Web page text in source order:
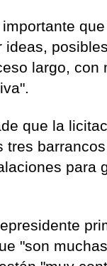
ideas,
largo,
que la
tres
para
"son